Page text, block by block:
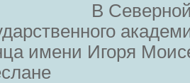
В
имени Игоря